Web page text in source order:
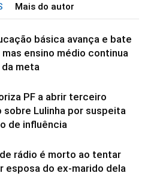
Mais do autor
básica avança e bate
ensino médio continua
meta
PF a abrir terceiro
sobre Lulinha por suspeita
de influência
rádio é morto ao tentar
esposa do ex-marido dela